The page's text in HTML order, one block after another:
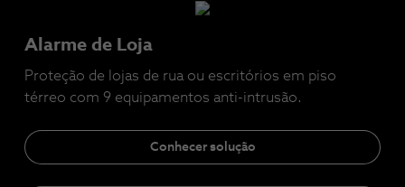
Alarme de Loja
Proteção de lojas de rua ou escritórios em piso
térreo com 9 equipamentos anti-intrusão.
Conhecer solução